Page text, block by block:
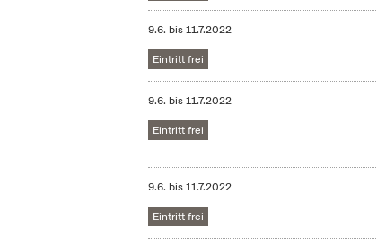
9.6. bis11.7.2022
Eintritt frei
9.6. bis11.7.2022
Eintritt frei
9.6. bis11.7.2022
Eintritt frei